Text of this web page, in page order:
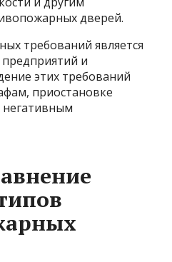
дверей.
требований является
и
этих требований
приостановке
негативным